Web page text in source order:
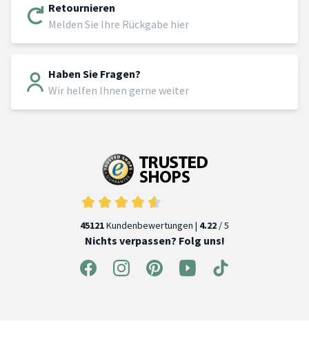
Retournieren
Melden Sie Ihre Rückgabe hier
Haben Sie Fragen?
Wir helfen Ihnen gerne weiter
45121Kundenbewertungen | 4.22 / 5
Nichts verpassen? Folg uns!